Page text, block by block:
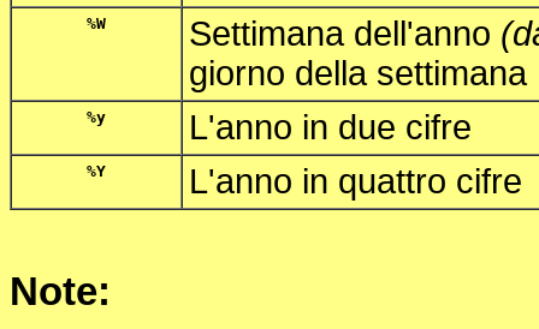
%W Settimana dell'anno
giorno della settimana
%y L'anno in due cifre
%Y L'anno in quattro cifre
Note: